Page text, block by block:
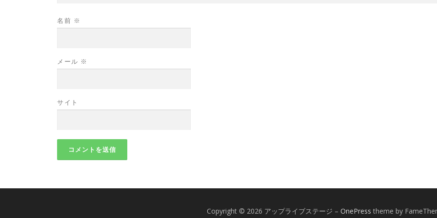
名前 ※
メール ※
サイト
Copyright © 2026 アップライブステージ – OnePress theme by